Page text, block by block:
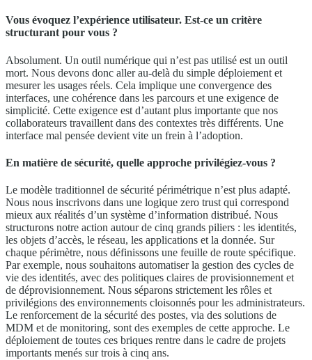
Vous évoquez l’expérience utilisateur. Est-ce un critère
structurant pour vous ?
Absolument. Un outil numérique qui n’est pas utilisé est un outil
mort. Nous devons donc aller au-delà du simple déploiement et
mesurer les usages réels. Cela implique une convergence des
interfaces, une cohérence dans les parcours et une exigence de
simplicité. Cette exigence est d’autant plus importante que nos
collaborateurs travaillent dans des contextes très différents. Une
interface mal pensée devient vite un frein à l’adoption.
En matière de sécurité, quelle approche privilégiez-vous ?
Le modèle traditionnel de sécurité périmétrique n’est plus adapté.
Nous nous inscrivons dans une logique zero trust qui correspond
mieux aux réalités d’un système d’information distribué. Nous
structurons notre action autour de cinq grands piliers : les identités,
les objets d’accès, le réseau, les applications et la donnée. Sur
chaque périmètre, nous définissons une feuille de route spécifique.
Par exemple, nous souhaitons automatiser la gestion des cycles de
vie des identités, avec des politiques claires de provisionnement et
de déprovisionnement. Nous séparons strictement les rôles et
privilégions des environnements cloisonnés pour les administrateurs.
Le renforcement de la sécurité des postes, via des solutions de
MDM et de monitoring, sont des exemples de cette approche. Le
déploiement de toutes ces briques rentre dans le cadre de projets
importants menés sur trois à cinq ans.